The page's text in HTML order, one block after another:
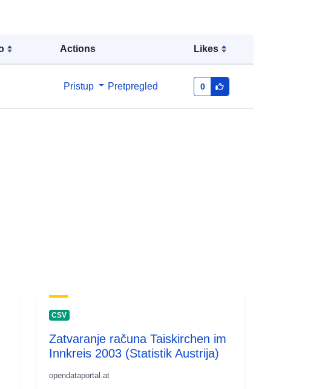
Actions Likes
Pristup Pretpregled 0
CSV
Zatvaranje računa Taiskirchen im
Innkreis 2003 (Statistik Austrija)
opendataportal.at